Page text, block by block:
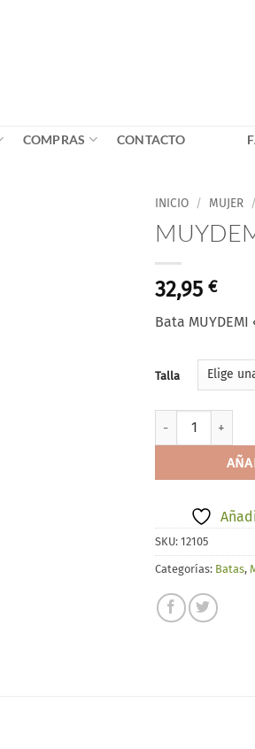
COMPRAS CONTACTO
INICIO / MUJER /
32,95 €
Bata MUYDEMI
Talla
MUYDEMI
SKU: 12105
Categorías: Batas,